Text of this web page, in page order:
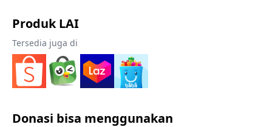
Produk LAI
Tersedia juga di
Donasi bisa menggunakan